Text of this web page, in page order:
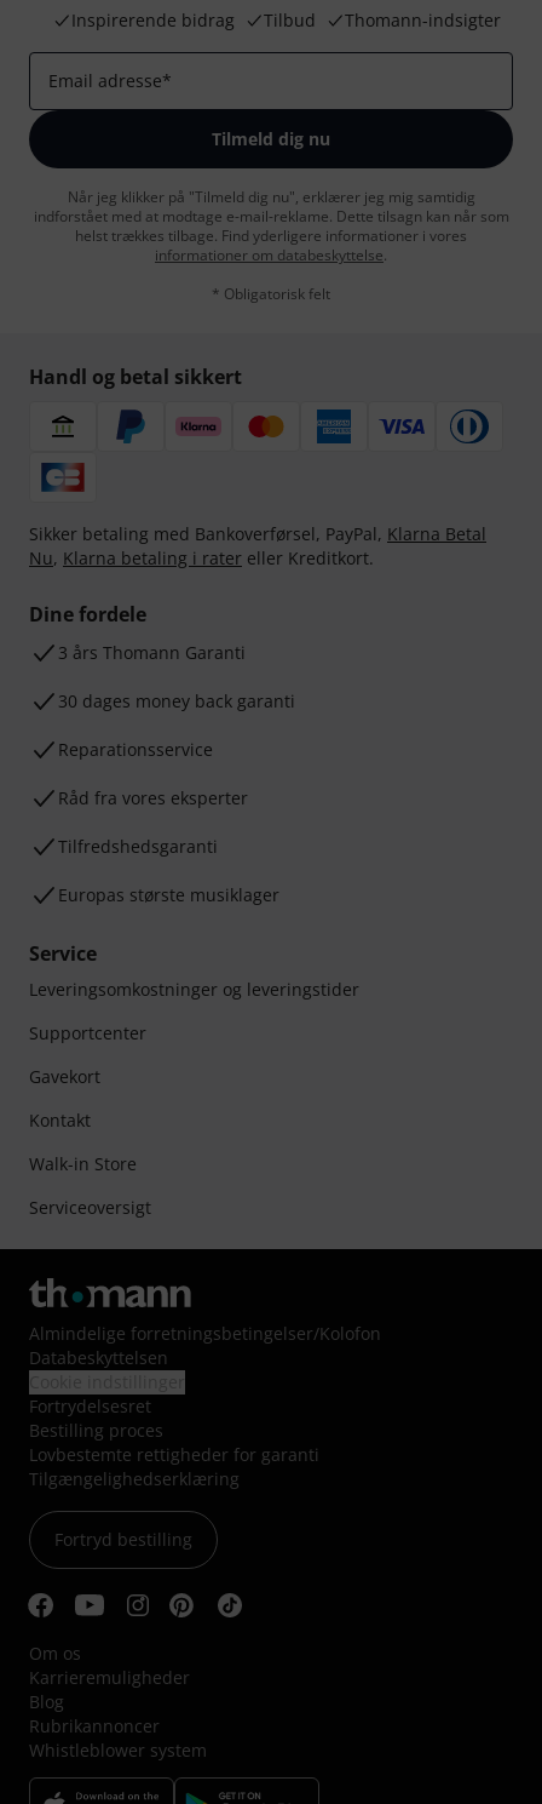
Inspirerende bidrag
Tilbud Thomann-indsigter
Email adresse*
Tilmeld dig nu
Når jeg klikker på "Tilmeld dig nu", erklærer jeg mig samtidig
indforstået med at modtage e-mail-reklame. Dette tilsagn kan når som
helst trækkes tilbage. Find yderligere informationer i vores
informationer om databeskyttelse.
* Obligatorisk felt
Handl og betal sikkert
Sikker betaling med Bankoverførsel, PayPal, Klarna Betal
Nu, Klarna betaling i rater eller Kreditkort.
Dine fordele
3 års Thomann Garanti
30 dages money back garanti
Reparationsservice
Råd fra vores eksperter
Tilfredshedsgaranti
Europas største musiklager
Service
Leveringsomkostninger og leveringstider
Supportcenter
Gavekort
Kontakt
Walk-in Store
Serviceoversigt
Almindelige forretningsbetingelser/Kolofon
Databeskyttelsen
Fortrydelsesret
Bestilling proces
Lovbestemte rettigheder for garanti
Tilgængelighedserklæring
Fortryd bestilling
Om os
Karrieremuligheder
Blog
Rubrikannoncer
Whistleblower system